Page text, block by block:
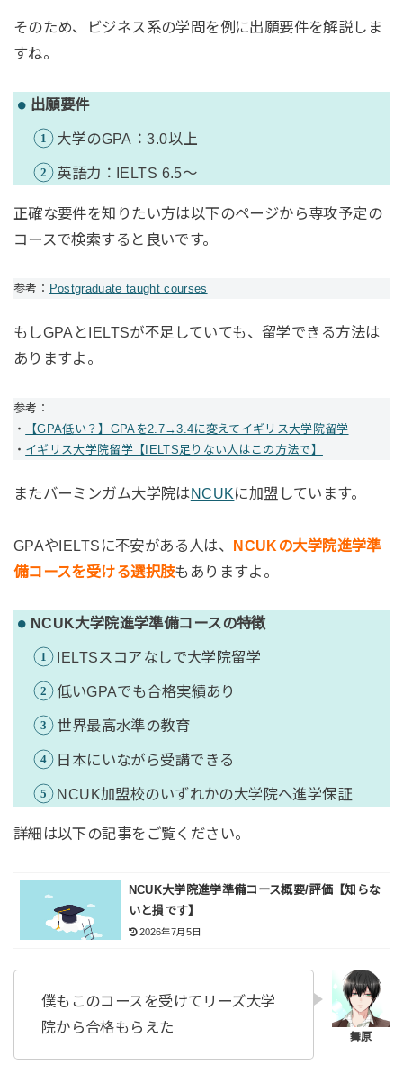
そのため、ビジネス系の学問を例に出願要件を解説しま
すね。
出願要件
大学のGPA：3.0以上
英語力：IELTS 6.5〜
正確な要件を知りたい方は以下のページから専攻予定の
コースで検索すると良いです。
参考： Postgraduate taught courses
もしGPAとIELTSが不足していても、留学できる方法は
ありますよ。
参考：
・
【GPA低い？】GPAを2.7→3.4に変えてイギリス大学院留学
・ イギリス大学院留学【IELTS足りない人はこの方法で】
またバーミンガム大学院はNCUKに加盟しています。
GPAやIELTSに不安がある人は、 NCUKの大学院進学準
備コースを受ける選択肢もありますよ。
NCUK大学院進学準備コースの特徴
IELTSスコアなしで大学院留学
低いGPAでも合格実績あり
世界最高水準の教育
日本にいながら受講できる
NCUK加盟校のいずれかの大学院へ進学保証
詳細は以下の記事をご覧ください。
NCUK大学院進学準備コース概要/評価【知らな
いと損です】
2026年7月5日
僕もこのコースを受けてリーズ大学
院から合格もらえた